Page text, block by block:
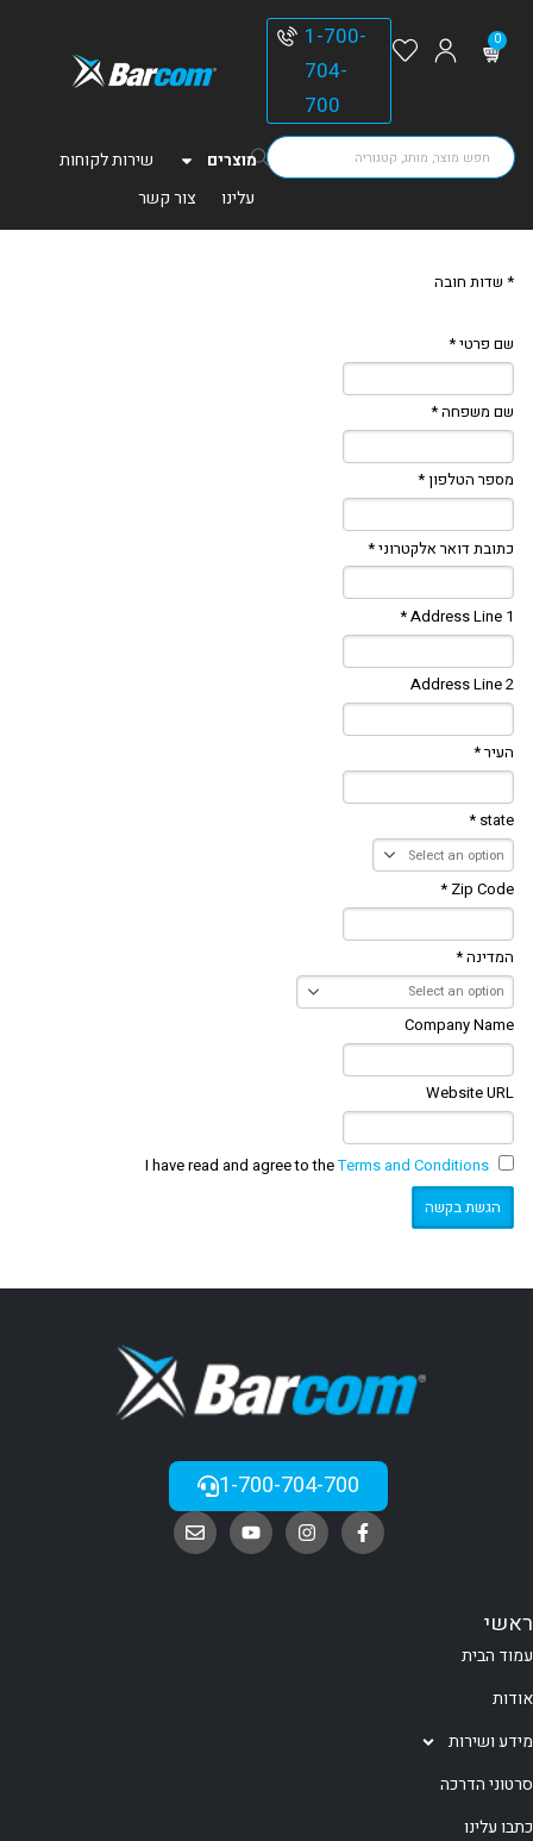
0
1-700-
704-
700
מוצרים
שירות לקוחות
עלינו
צור קשר
* שדות חובה
שם פרטי *
שם משפחה *
מספר הטלפון *
כתובת דואר אלקטרוני *
Address Line 1 *
Address Line 2
העיר *
state *
Zip Code *
המדינה *
Company Name
Website URL
Terms and Conditions
1-700-704-700
ראשי
עמוד הבית
אודות
מידע ושירות
סרטוני הדרכה
כתבו עלינו